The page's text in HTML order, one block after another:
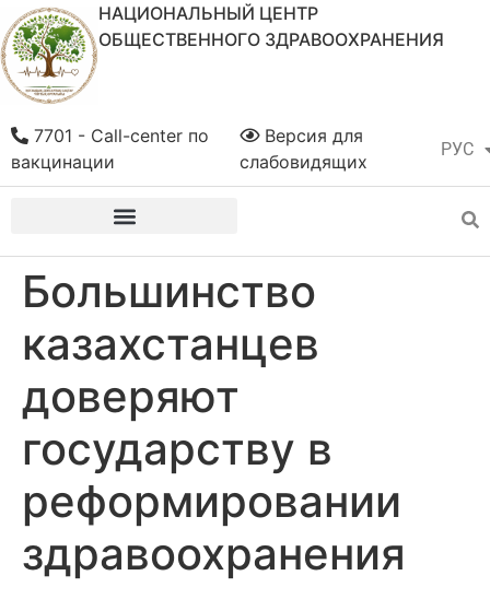
НАЦИОНАЛЬНЫЙ ЦЕНТР
ОБЩЕСТВЕННОГО ЗДРАВООХРАНЕНИЯ
РУС
ҚАЗ
Версия для
слабовидящих
7701 - Call-center по
вакцинации
Большинство
казахстанцев
доверяют
государству в
реформировании
здравоохранения